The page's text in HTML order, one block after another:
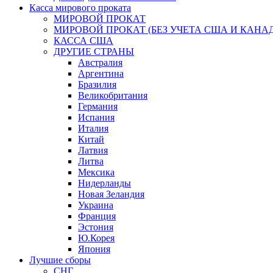
Касса мирового проката
МИРОВОЙ ПРОКАТ
МИРОВОЙ ПРОКАТ (БЕЗ УЧЕТА США И
КАССА США
ДРУГИЕ СТРАНЫ
Австралия
Аргентина
Бразилия
Великобритания
Германия
Испания
Италия
Китай
Латвия
Литва
Мексика
Нидерланды
Новая Зеландия
Украина
Франция
Эстония
Ю.Корея
Япония
Лучшие сборы
СНГ